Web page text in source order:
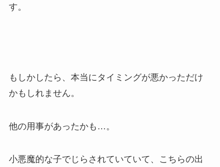
す。
もしかしたら、本当にタイミングが悪かっただけ
かもしれません。
他の用事があったかも…。
小悪魔的な子でじらされていていて、こちらの出